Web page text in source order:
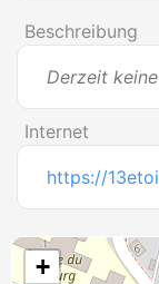
Beschreibung
Derzeit
Internet
https://
+